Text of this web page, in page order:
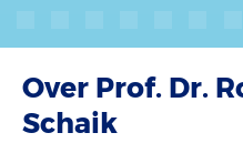
Over Prof. Dr.
Schaik